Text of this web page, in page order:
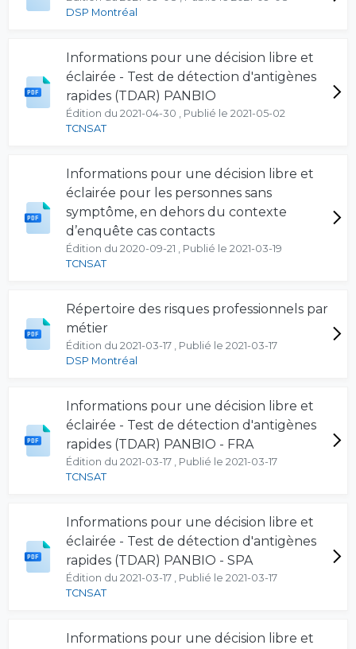
DSP Montréal
Informations pour une décision libre et
éclairée - Test de détection d'antigènes
rapides (TDAR) PANBIO
Édition du 2021-04-30 , Publié le 2021-05-02
TCNSAT
Informations pour une décision libre et
éclairée pour les personnes sans
symptôme, en dehors du contexte
d’enquête cas contacts
Édition du 2020-09-21 , Publié le 2021-03-19
TCNSAT
Répertoire des risques professionnels par
métier
Édition du 2021-03-17 , Publié le 2021-03-17
DSP Montréal
Informations pour une décision libre et
éclairée - Test de détection d'antigènes
rapides (TDAR) PANBIO - FRA
Édition du 2021-03-17 , Publié le 2021-03-17
TCNSAT
Informations pour une décision libre et
éclairée - Test de détection d'antigènes
rapides (TDAR) PANBIO - SPA
Édition du 2021-03-17 , Publié le 2021-03-17
TCNSAT
Informations pour une décision libre et